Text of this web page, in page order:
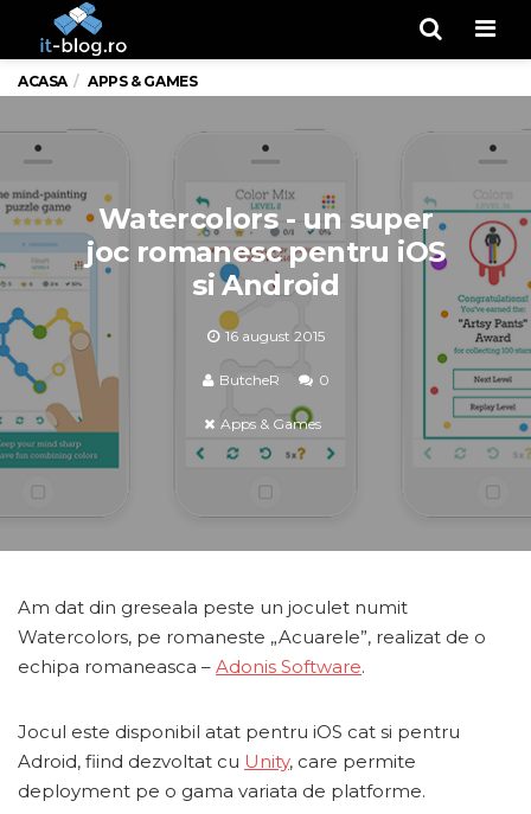
ACASA APPS & GAMES
Watercolors - un super
joc romanesc pentru iOS
si Android
16 august 2015
ButcheR 0
Apps & Games
Am dat din greseala peste un joculet numit
Watercolors, pe romaneste „Acuarele”, realizat de o
echipa romaneasca – Adonis Software.
Jocul este disponibil atat pentru iOS cat si pentru
Adroid, fiind dezvoltat cu Unity, care permite
deployment pe o gama variata de platforme.